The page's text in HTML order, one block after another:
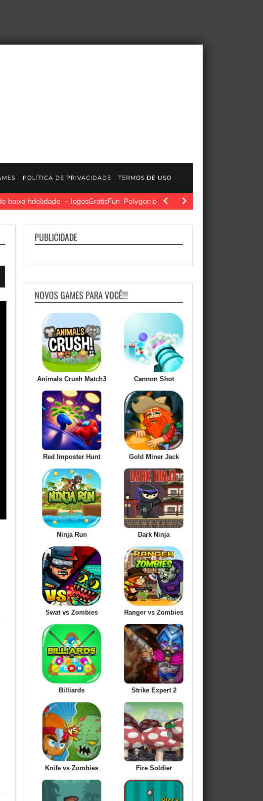
POLÍTICA DE PRIVACIDADE TERMOS DE USO
baixa fidelidade JogosGratisFun. Polygon.com. Fonte da imagem:
PUBLICIDADE
NOVOS GAMES PARA VOCÊ!!!
Animals Crush Match3 Cannon Shot
Red Imposter Hunt Gold Miner Jack
Ninja Run Dark Ninja
Swat vs Zombies Ranger vs Zombies
Billiards Strike Expert 2
Knife vs Zombies Fire Soldier